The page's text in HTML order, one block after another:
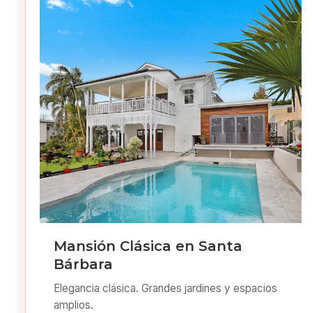
Mansión Clásica en Santa
Bárbara
Elegancia clásica. Grandes jardines y espacios
amplios.